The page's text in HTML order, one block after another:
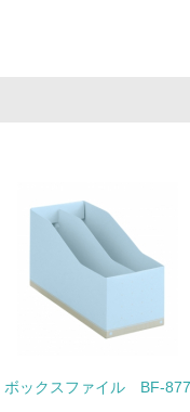
<L1>
<L1>
20. <L2>
ボックスファイル BF-877